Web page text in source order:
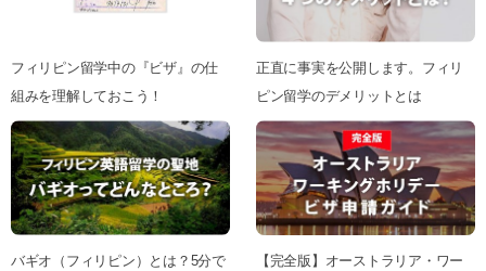
フィリピン留学中の『ビザ』の仕
組みを理解しておこう！
正直に事実を公開します。フィリ
ピン留学のデメリットとは
バギオ（フィリピン）とは？5分で
【完全版】オーストラリア・ワー